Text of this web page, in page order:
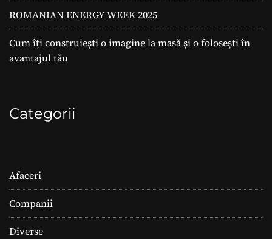
ROMANIAN ENERGY WEEK 2025
Cum îți construiești o imagine la masă și o folosești în
avantajul tău
Categorii
Afaceri
Companii
Diverse